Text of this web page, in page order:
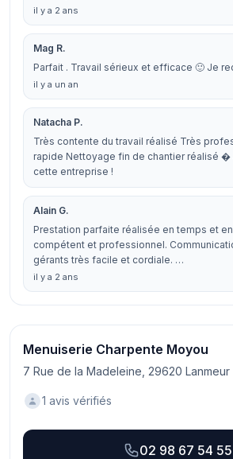
il y a 2 ans
Mag R.
Parfait . Travail sérieux et efficace 🙂 Je
il y a un an
Natacha P.
Très contente du travail réalisé Très
rapide Nettoyage fin de chantier réalisé �
cette entreprise !
Alain G.
Prestation parfaite réalisée en temps et
compétent et professionnel.
gérants très facile et cordiale. …
il y a 2 ans
Menuiserie Charpente Moyou
7 Rue de la Madeleine, 29620 Lanmeur
1 avis vérifiés
02 98 67 54 55